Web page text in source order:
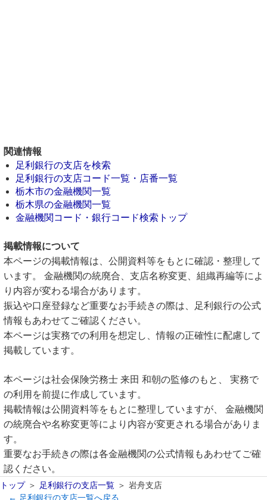
関連情報
足利銀行の支店を検索
足利銀行の支店コード一覧・店番一覧
栃木市の金融機関一覧
栃木県の金融機関一覧
金融機関コード・銀行コード検索トップ
掲載情報について
本ページの掲載情報は、公開資料等をもとに確認・整理して
います。 金融機関の統廃合、支店名称変更、組織再編等によ
り内容が変わる場合があります。
振込や口座登録など重要なお手続きの際は、足利銀行の公式
情報もあわせてご確認ください。
本ページは実務での利用を想定し、情報の正確性に配慮して
掲載しています。
本ページは社会保険労務士 来田 和朝の監修のもと、 実務で
の利用を前提に作成しています。
掲載情報は公開資料等をもとに整理していますが、 金融機関
の統廃合や名称変更等により内容が変更される場合がありま
す。
重要なお手続きの際は各金融機関の公式情報もあわせてご確
認ください。
トップ 足利銀行の支店一覧
岩舟支店
← 足利銀行の支店一覧へ戻る